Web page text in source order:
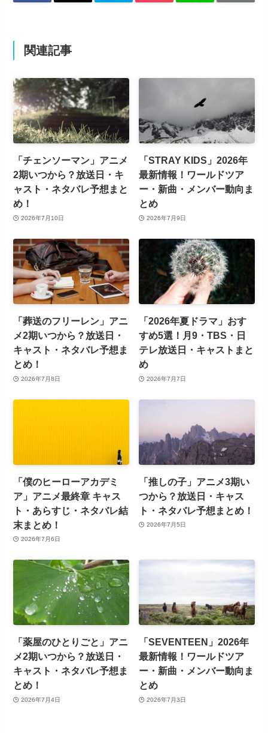
関連記事
「チェンソーマン」アニメ
2期いつから？放送日・キ
ャスト・ネタバレ予想まと
め！
2026年7月10日
「STRAY KIDS」2026年
最新情報！ワールドツア
ー・新曲・メンバー動向ま
とめ
2026年7月9日
「葬送のフリーレン」アニ
メ2期いつから？放送日・
キャスト・ネタバレ予想ま
とめ！
2026年7月8日
「2026年夏ドラマ」おす
すめ5選！月9・TBS・日
テレ放送日・キャストまと
め
2026年7月7日
「僕のヒーローアカデミ
ア」アニメ最終章 キャス
ト・あらすじ・ネタバレ結
末まとめ！
2026年7月6日
「推しの子」アニメ3期い
つから？放送日・キャス
ト・ネタバレ予想まとめ！
2026年7月5日
「薬屋のひとりごと」アニ
メ2期いつから？放送日・
キャスト・ネタバレ予想ま
とめ！
2026年7月4日
「SEVENTEEN」2026年
最新情報！ワールドツア
ー・新曲・メンバー動向ま
とめ
2026年7月3日